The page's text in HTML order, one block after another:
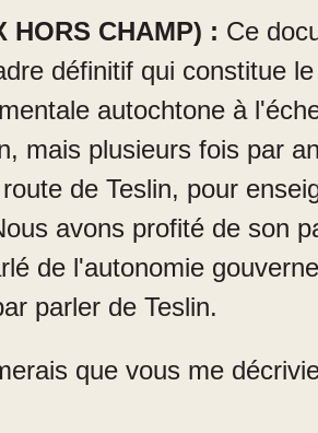
HORS CHAMP) : Ce
définitif qui constitue
autochtone à
mais plusieurs fois par
de Teslin, pour
avons profité de son
de l'autonomie
parler de Teslin.
que vous me